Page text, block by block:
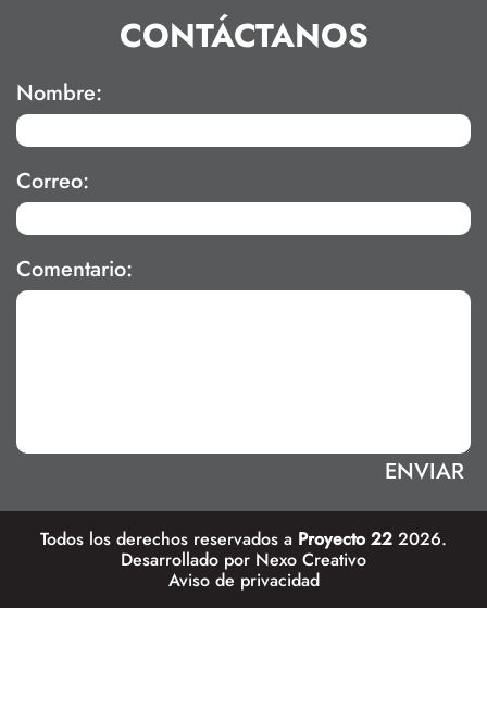
CONTÁCTANOS
Nombre:
Correo:
Comentario:
Todos los derechos reservados a Proyecto 22 2026.
Desarrollado por Nexo Creativo
Aviso de privacidad